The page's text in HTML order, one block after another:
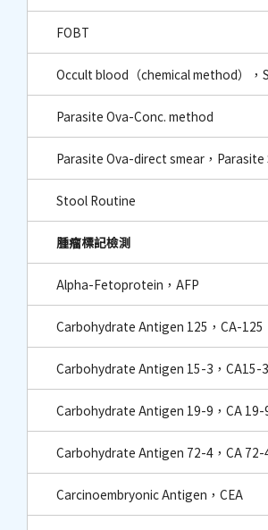
FOBT
Occult blood（chemical method），
Parasite Ova-Conc. method
Parasite Ova-direct smear，Parasite
Stool Routine
腫瘤標記檢測
Alpha-Fetoprotein，AFP
Carbohydrate Antigen 125，CA-125
Carbohydrate Antigen 15-3，CA15-3
Carbohydrate Antigen 19-9，CA 19-
Carbohydrate Antigen 72-4，CA 72-
Carcinoembryonic Antigen，CEA​